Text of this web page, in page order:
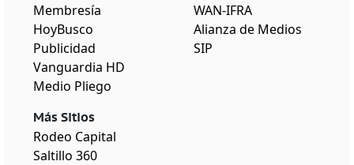
Membresía
HoyBusco
Publicidad
Vanguardia HD
Medio Pliego
Más Sitios
Rodeo Capital
Saltillo 360
WAN-IFRA
Alianza de Medios
SIP